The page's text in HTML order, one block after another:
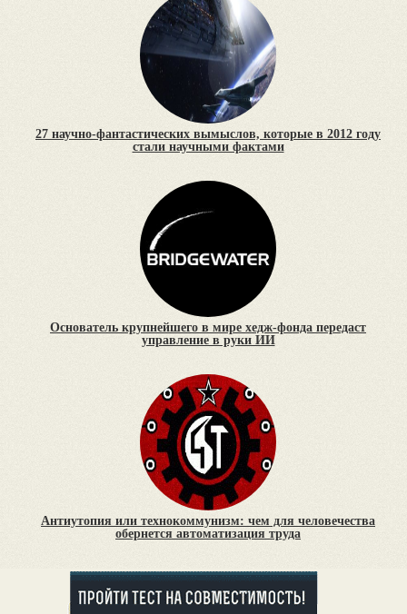
27 научно-фантастических вымыслов, которые в 2012 году
стали научными фактами
Основатель крупнейшего в мире хедж-фонда передаст
управление в руки ИИ
Антиутопия или технокоммунизм: чем для человечества
обернется автоматизация труда